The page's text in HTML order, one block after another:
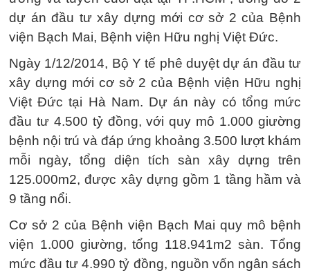
dự án đầu tư xây dựng mới cơ sở 2 của Bệnh
viện Bạch Mai, Bệnh viện Hữu nghị Việt Đức.
Ngày 1/12/2014, Bộ Y tế phê duyệt dự án đầu tư
xây dựng mới cơ sở 2 của Bệnh viện Hữu nghị
Việt Đức tại Hà Nam. Dự án này có tổng mức
đầu tư 4.500 tỷ đồng, với quy mô 1.000 giường
bệnh nội trú và đáp ứng khoảng 3.500 lượt khám
mỗi ngày, tổng diện tích sàn xây dựng trên
125.000m2, được xây dựng gồm 1 tầng hầm và
9 tầng nổi.
Cơ sở 2 của Bệnh viện Bạch Mai quy mô bệnh
viện 1.000 giường, tổng 118.941m2 sàn. Tổng
mức đầu tư 4.990 tỷ đồng, nguồn vốn ngân sách